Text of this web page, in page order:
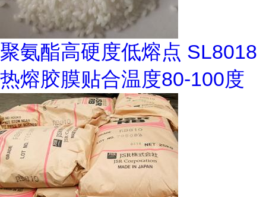
聚氨酯高硬度低熔点 SL8018
热熔胶膜贴合温度80-100度